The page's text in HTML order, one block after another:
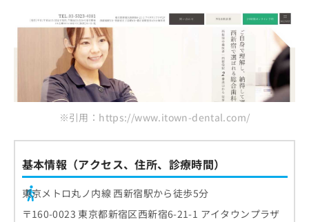
※引用：https://www.itown-dental.com/
基本情報（アクセス、住所、診療時間）
東京メトロ丸ノ内線 西新宿駅から徒歩5分
〒160-0023 東京都新宿区西新宿6-21-1 アイタウンプラザ